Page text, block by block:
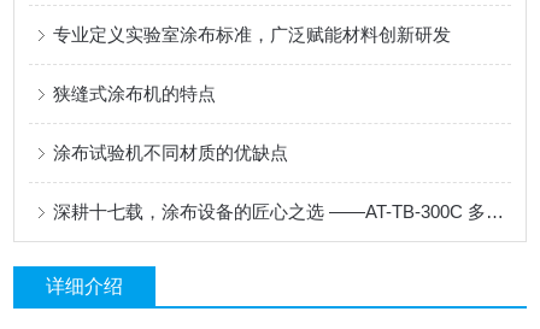
专业定义实验室涂布标准，广泛赋能材料创新研发
狭缝式涂布机的特点
涂布试验机不同材质的优缺点
深耕十七载，涂布设备的匠心之选 ——AT-TB-300C 多功能涂布试验机
详细介绍